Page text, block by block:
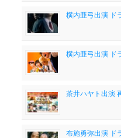
横内亜弓出演 ド
横内亜弓出演 ド
茶井ハヤト出演
布施勇弥出演 ド